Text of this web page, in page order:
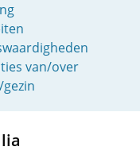
van/over